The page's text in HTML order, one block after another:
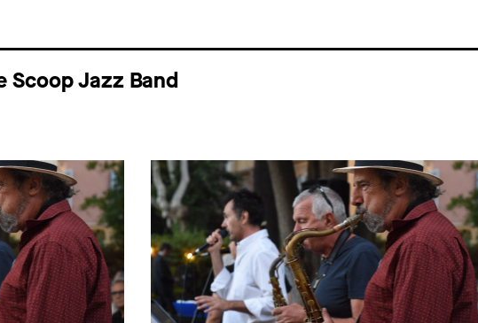
Scoop Jazz Band